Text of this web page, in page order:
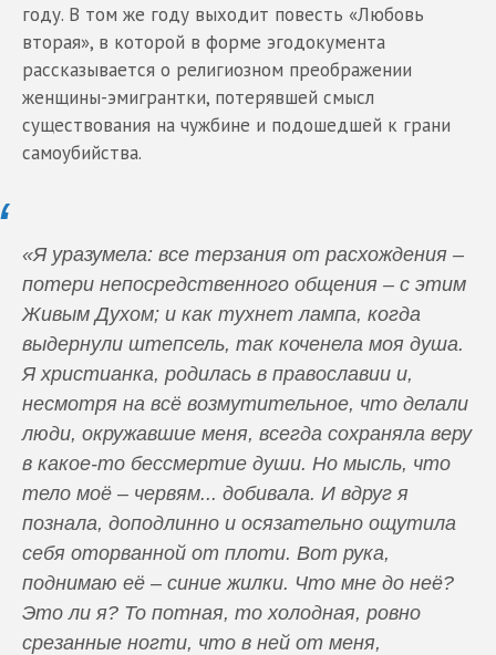
году. В том же году выходит повесть «Любовь
вторая», в которой в форме эгодокумента
рассказывается о религиозном преображении
женщины-эмигрантки, потерявшей смысл
существования на чужбине и подошедшей к грани
самоубийства.
«Я уразумела: все терзания от расхождения –
потери непосредственного общения – с этим
Живым Духом; и как тухнет лампа, когда
выдернули штепсель, так коченела моя душа.
Я христианка, родилась в православии и,
несмотря на всё возмутительное, что делали
люди, окружавшие меня, всегда сохраняла веру
в какое-то бессмертие души. Но мысль, что
тело моё – червям... добивала. И вдруг я
познала, доподлинно и осязательно ощутила
себя оторванной от плоти. Вот рука,
поднимаю её – синие жилки. Что мне до неё?
Это ли я? То потная, то холодная, ровно
срезанные ногти, что в ней от меня,